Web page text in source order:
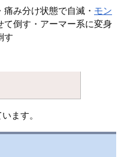
み分け状態で自滅・ モン
て倒す・アーマー系に変身
す
ます。